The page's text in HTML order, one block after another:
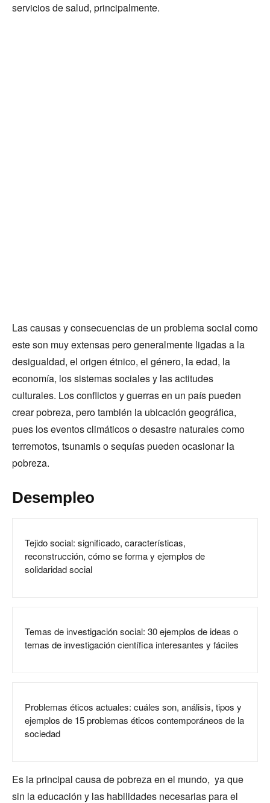
servicios de salud, principalmente.
Las causas y consecuencias de un problema social como
este son muy extensas pero generalmente ligadas a la
desigualdad, el origen étnico, el género, la edad, la
economía, los sistemas sociales y las actitudes
culturales. Los conflictos y guerras en un país pueden
crear pobreza, pero también la ubicación geográfica,
pues los eventos climáticos o desastre naturales como
terremotos, tsunamis o sequías pueden ocasionar la
pobreza.
Desempleo
Tejido social: significado, características,
reconstrucción, cómo se forma y ejemplos de
solidaridad social
Temas de investigación social: 30 ejemplos de ideas o
temas de investigación científica interesantes y fáciles
Problemas éticos actuales: cuáles son, análisis, tipos y
ejemplos de 15 problemas éticos contemporáneos de la
sociedad
Es la principal causa de pobreza en el mundo, ya que
sin la educación y las habilidades necesarias para el